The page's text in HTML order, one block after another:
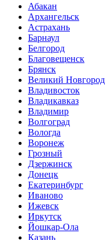
Абакан
Архангельск
Астрахань
Барнаул
Белгород
Благовещенск
Брянск
Великий Новгород
Владивосток
Владикавказ
Владимир
Волгоград
Вологда
Воронеж
Грозный
Дзержинск
Донецк
Екатеринбург
Иваново
Ижевск
Иркутск
Йошкар-Ола
Казань